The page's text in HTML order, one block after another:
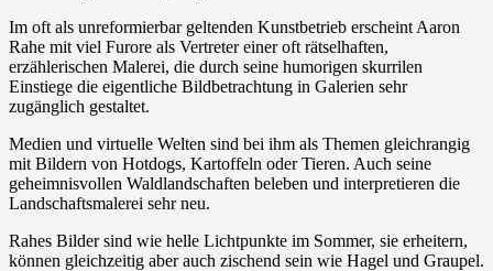
Im oft als unreformierbar geltenden Kunstbetrieb erscheint Aaron
Rahe mit viel Furore als Vertreter einer oft rätselhaften,
erzählerischen Malerei, die durch seine humorigen skurrilen
Einstiege die eigentliche Bildbetrachtung in Galerien sehr
zugänglich gestaltet.
Medien und virtuelle Welten sind bei ihm als Themen gleichrangig
mit Bildern von Hotdogs, Kartoffeln oder Tieren. Auch seine
geheimnisvollen Waldlandschaften beleben und interpretieren die
Landschaftsmalerei sehr neu.
Rahes Bilder sind wie helle Lichtpunkte im Sommer, sie erheitern,
können gleichzeitig aber auch zischend sein wie Hagel und Graupel.